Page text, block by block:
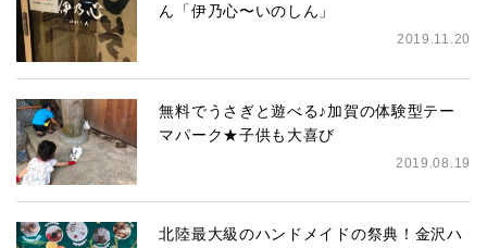
ん「伊乃心〜いのしん」
2019.11.20
無料でうさぎと遊べる♪加賀の体験型テー
マパーク★子供も大喜び
2019.08.19
北陸最大級のハンドメイドの祭典！金沢ハ